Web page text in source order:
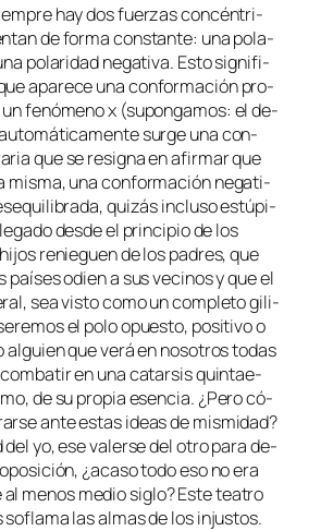
hay dos fuer­zas con­cén­tri­
de for­ma cons­tan­te: una po­la­
po­la­ri­dad ne­ga­ti­va. Esto sig­ni­fi­
apa­re­ce una con­for­ma­ción pro­
un fe­nó­meno x (su­pon­ga­mos: el de­
sur­ge una con­
que se re­sig­na en afir­mar que
mis­ma, una con­for­ma­ción ne­ga­ti­
qui­zás in­clu­so es­tú­pi­
des­de el prin­ci­pio de los
re­nie­guen de los pa­dres, que
paí­ses odien a sus ve­ci­nos y que el
sea vis­to co­mo un com­ple­to gi­li­
el po­lo opues­to, po­si­ti­vo o
al­guien que ve­rá en no­so­tros to­das
en una ca­tar­sis quin­tae­
de su pro­pia esen­cia. ¿Pero có­
an­te es­tas ideas de mis­mi­dad?
del yo, ese va­ler­se del otro pa­ra de­
¿aca­so to­do eso no era
al me­nos me­dio si­glo? Este tea­tro
so­fla­ma las al­mas de los injustos.